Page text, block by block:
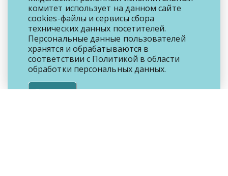
комитет использует на данном сайте
cookies-файлы и сервисы сбора
технических данных посетителей.
Персональные данные пользователей
хранятся и обрабатываются в
соответствии с Политикой в области
обработки персональных данных.
Я согласен